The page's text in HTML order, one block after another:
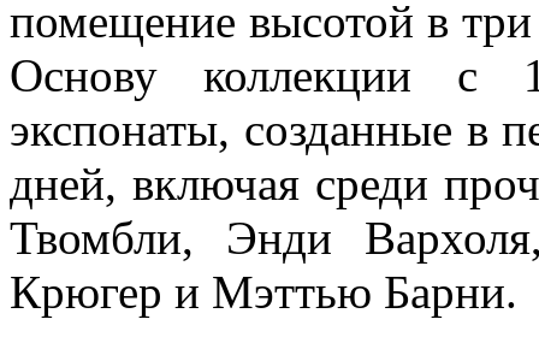
помещение высотой в
Основу коллекции с
экспонаты, созданные в
дней, включая среди
Твомбли, Энди
Крюгер и Мэттью Барни.